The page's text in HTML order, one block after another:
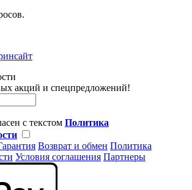
акций и спецпредложений!
с текстом Политика
Возврат и обмен Политика
Условия соглашения Партнеры